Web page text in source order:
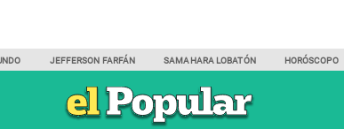
JEFFERSON FARFÁN SAMAHARA LOBATÓN HORÓSCOPO